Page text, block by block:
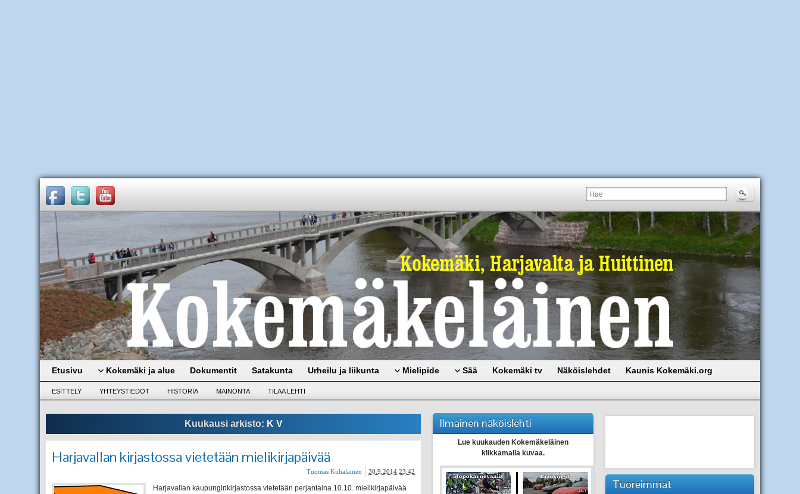
Etusivu Kokemäki ja alue Dokumentit Satakunta Urheilu ja liikunta Mielipide Sää Kokemäki tv Näköislehdet Kaunis Kokemäki.org
ESITTELY YHTEYSTIEDOT HISTORIA MAINONTA TILAA LEHTI
Kuukausi arkisto: K V
Harjavallan kirjastossa vietetään mielikirjapäivää
30.9.2014 23:42
Tuomas Kuhalainen
Harjavallan kaupunginkirjastossa vietetään perjantaina 10.10. mielikirjapäivää
Ilmainen näköislehti
Lue kuukauden Kokemäkeläinen
klikkamalla kuvaa.
Tuoreimmat